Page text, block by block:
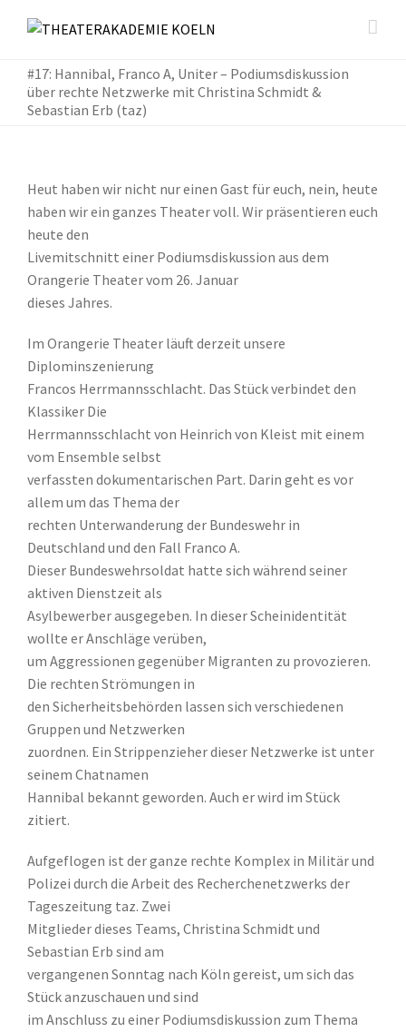
#17: Hannibal, Franco A, Uniter – Podiumsdiskussion
über rechte Netzwerke mit Christina Schmidt &
Sebastian Erb (taz)
Heut haben wir nicht nur einen Gast für euch, nein, heute
haben wir ein ganzes Theater voll. Wir präsentieren euch
heute den
Livemitschnitt einer Podiumsdiskussion aus dem
Orangerie Theater vom 26. Januar
dieses Jahres.
Im Orangerie Theater läuft derzeit unsere
Diplominszenierung
Francos Herrmannsschlacht. Das Stück verbindet den
Klassiker Die
Herrmannsschlacht von Heinrich von Kleist mit einem
vom Ensemble selbst
verfassten dokumentarischen Part. Darin geht es vor
allem um das Thema der
rechten Unterwanderung der Bundeswehr in
Deutschland und den Fall Franco A.
Dieser Bundeswehrsoldat hatte sich während seiner
aktiven Dienstzeit als
Asylbewerber ausgegeben. In dieser Scheinidentität
wollte er Anschläge verüben,
um Aggressionen gegenüber Migranten zu provozieren.
Die rechten Strömungen in
den Sicherheitsbehörden lassen sich verschiedenen
Gruppen und Netzwerken
zuordnen. Ein Strippenzieher dieser Netzwerke ist unter
seinem Chatnamen
Hannibal bekannt geworden. Auch er wird im Stück
zitiert.
Aufgeflogen ist der ganze rechte Komplex in Militär und
Polizei durch die Arbeit des Recherchenetzwerks der
Tageszeitung taz. Zwei
Mitglieder dieses Teams, Christina Schmidt und
Sebastian Erb sind am
vergangenen Sonntag nach Köln gereist, um sich das
Stück anzuschauen und sind
im Anschluss zu einer Podiumsdiskussion zum Thema